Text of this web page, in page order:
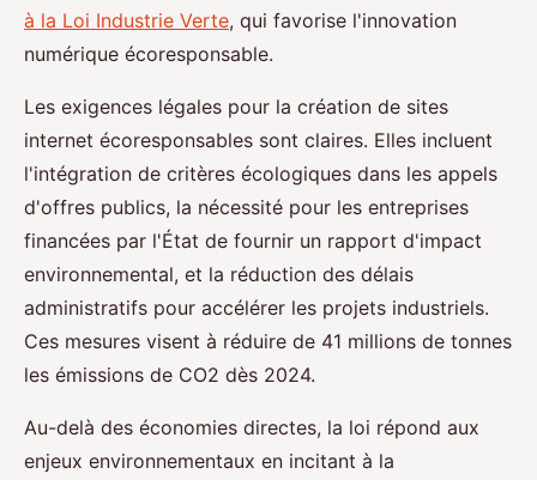
à la Loi Industrie Verte, qui favorise l'innovation
numérique écoresponsable.
Les exigences légales pour la création de sites
internet écoresponsables sont claires. Elles incluent
l'intégration de critères écologiques dans les appels
d'offres publics, la nécessité pour les entreprises
financées par l'État de fournir un rapport d'impact
environnemental, et la réduction des délais
administratifs pour accélérer les projets industriels.
Ces mesures visent à réduire de 41 millions de tonnes
les émissions de CO2 dès 2024.
Au-delà des économies directes, la loi répond aux
enjeux environnementaux en incitant à la